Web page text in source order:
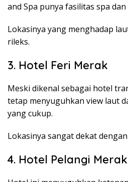
and Spa punya fasilitas spa
Lokasinya yang menghadap
rileks.
3. Hotel Feri Merak
Meski dikenal sebagai hotel
tetap menyuguhkan view laut
yang cukup.
Lokasinya sangat dekat
4. Hotel Pelangi Merak